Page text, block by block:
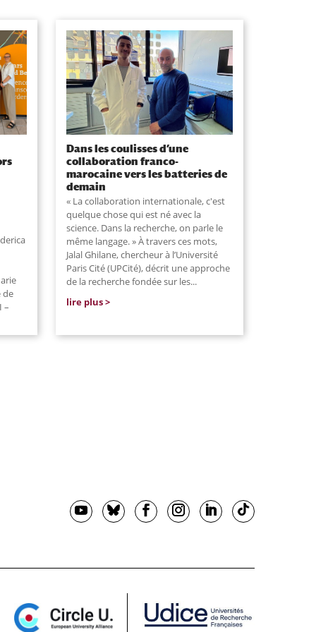
de
–
Dans les coulisses d’une
collaboration franco-
marocaine vers les batteries de
demain
« La collaboration internationale, c'est
quelque chose qui est né avec la
science. Dans la recherche, on parle le
même langage. » À travers ces mots,
Jalal Ghilane, chercheur à l’Université
Paris Cité (UPCité), décrit une approche
de la recherche fondée sur les...
lire plus